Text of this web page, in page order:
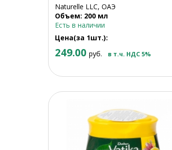
Naturelle LLC, ОАЭ
Объем: 200 мл
Есть в наличии
Цена(за 1шт.):
249.00 руб. в т.ч. НДС 5%